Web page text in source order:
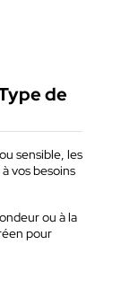
de
sensible, les
vos besoins
ou à la
pour